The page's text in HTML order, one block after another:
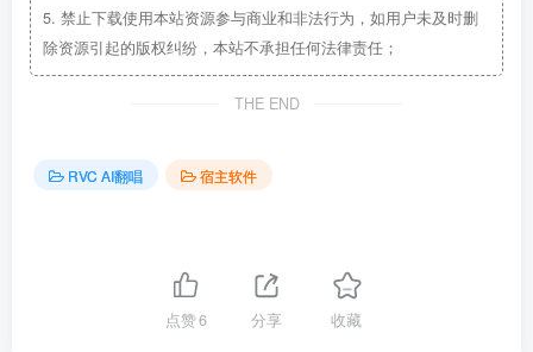
5. 禁止下载使用本站资源参与商业和非法行为，如用户未及时删
除资源引起的版权纠纷，本站不承担任何法律责任；
THE END
RVC AI翻唱 宿主软件
点赞6 分享 收藏